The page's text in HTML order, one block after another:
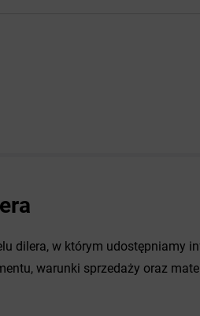
dilera, w którym udostępniamy
warunki sprzedaży oraz